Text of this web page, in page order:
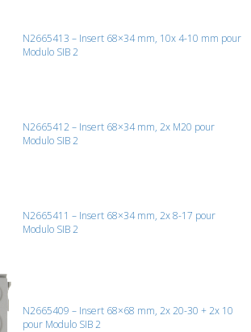
N2665413 – Insert 68×34 mm, 10x 4-10 mm pour
Modulo SIB 2
N2665412 – Insert 68×34 mm, 2x M20 pour
Modulo SIB 2
N2665411 – Insert 68×34 mm, 2x 8-17 pour
Modulo SIB 2
N2665409 – Insert 68×68 mm, 2x 20-30 + 2x 10
pour Modulo SIB 2